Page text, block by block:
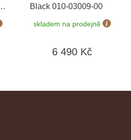
Black 010-03009-00
skladem na prodejně
6 490 Kč